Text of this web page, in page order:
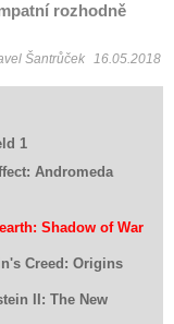
rozhodně
Šantrůček 16.05.2018
1
Andromeda
Shadow of War
Creed: Origins
II: The New